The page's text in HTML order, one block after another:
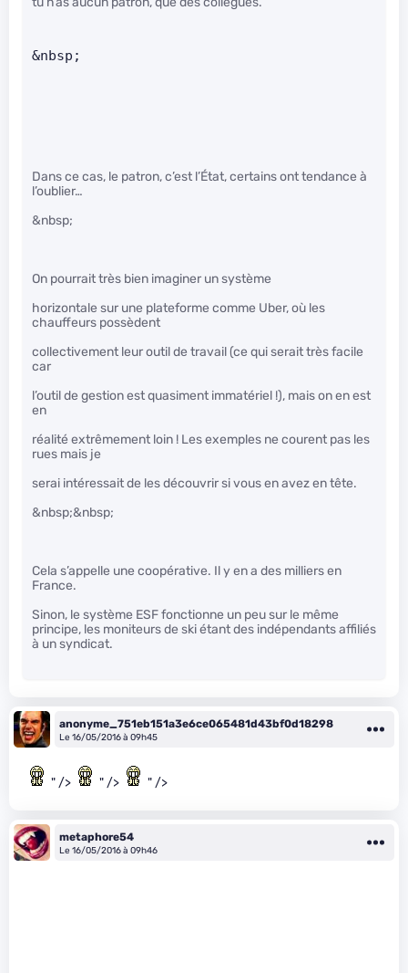
&nbsp;
Dans ce cas, le patron, c’est l’État, certains ont tendance à
l’oublier…
&nbsp;
On pourrait très bien imaginer un système
horizontale sur une plateforme comme Uber, où les
chauffeurs possèdent
collectivement leur outil de travail (ce qui serait très facile
car
l’outil de gestion est quasiment immatériel !), mais on en est
en
réalité extrêmement loin ! Les exemples ne courent pas les
rues mais je
serai intéressait de les découvrir si vous en avez en tête.
&nbsp;&nbsp;
Cela s’appelle une coopérative. Il y en a des milliers en
France.
Sinon, le système ESF fonctionne un peu sur le même
principe, les moniteurs de ski étant des indépendants affiliés
à un syndicat.
anonyme_751eb151a3e6ce065481d43bf0d18298
Le 16/05/2016 à 09h45
" /> " /> " />
metaphore54
Le 16/05/2016 à 09h46